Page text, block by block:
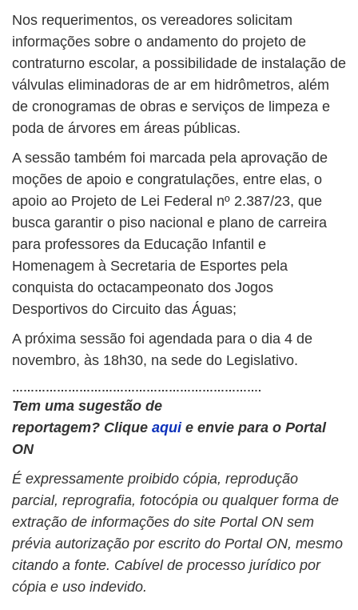
Nos requerimentos, os vereadores solicitam
informações sobre o andamento do projeto de
contraturno escolar, a possibilidade de instalação de
válvulas eliminadoras de ar em hidrômetros, além
de cronogramas de obras e serviços de limpeza e
poda de árvores em áreas públicas.
A sessão também foi marcada pela aprovação de
moções de apoio e congratulações, entre elas, o
apoio ao Projeto de Lei Federal nº 2.387/23, que
busca garantir o piso nacional e plano de carreira
para professores da Educação Infantil e
Homenagem à Secretaria de Esportes pela
conquista do octacampeonato dos Jogos
Desportivos do Circuito das Águas;
A próxima sessão foi agendada para o dia 4 de
novembro, às 18h30, na sede do Legislativo.
………………………………………………………….
Tem uma sugestão de
reportagem? Clique aqui e envie para o Portal
ON
É expressamente proibido cópia, reprodução
parcial, reprografia, fotocópia ou qualquer forma de
extração de informações do site Portal ON sem
prévia autorização por escrito do Portal ON, mesmo
citando a fonte. Cabível de processo jurídico por
cópia e uso indevido.